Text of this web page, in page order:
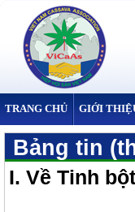
TRANG CHỦ GIỚI
Bảng tin
I. Về Tinh